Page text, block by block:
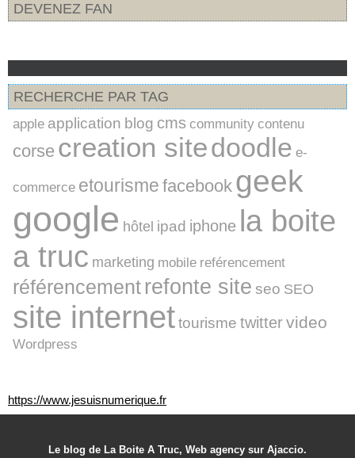
DEVENEZ FAN
RECHERCHE PAR TAG
apple application blog cms community contenu
corse creation sitedoodle e-
commerce etourisme facebook geek
google hôtel ipad iphone
la boite
a truc marketing mobile reférencement
référencement refonte site seo SEO
site internettourisme twittervideo
Wordpress
https://www.jesuisnumerique.fr
Le blog de La Boite A Truc, Web agency sur Ajaccio.